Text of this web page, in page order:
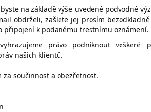
1 Bod 2 Body 3 Body
na základě výše uvedené podvodné
obdrželi, zašlete jej prosím
připojení k podanému trestnímu oznámení.
právo podniknout
našich klientů.
za součinnost a obezřetnost.